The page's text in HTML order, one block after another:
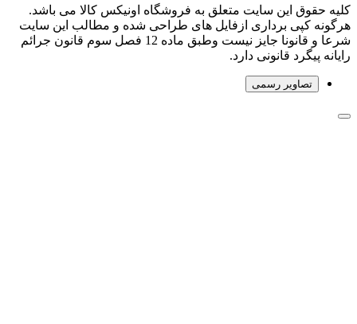
کلیه حقوق این سایت متعلق به فروشگاه اونیکس کالا می باشد.
هرگونه کپی برداری ازفایل های طراحی شده و مطالب این سایت
شرعا و قانونا جایز نیست وطبق ماده 12 فصل سوم قانون جرائم
رایانه پیگرد قانونی دارد.
تصاویر رسمی